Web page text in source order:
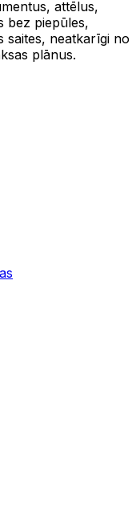
attēlus,
bez piepūles,
saites, neatkarīgi no
plānus.